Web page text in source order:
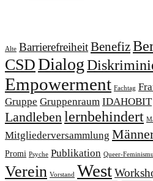
Alte BarrierefreiheitBenefiz
CSDDialog
Empowerment Fachtag
Gruppe Gruppenraum IDAHOBIT
Landleben lernbehindert
Mitgliederversammlung
Promi Psyche Publikation Queer-
Verein Vorstand West